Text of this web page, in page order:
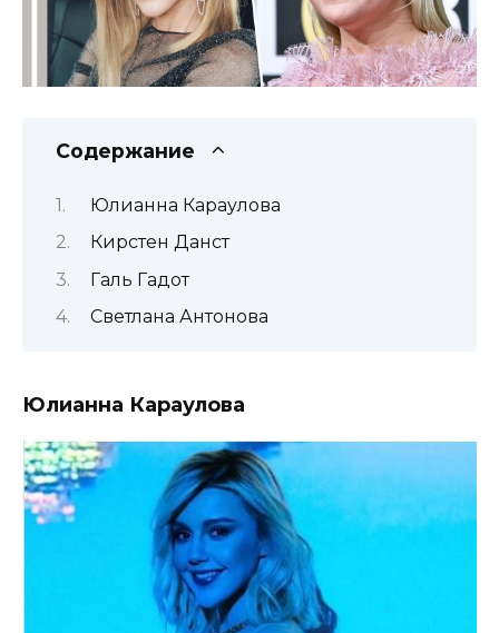
Содержание
Юлианна Караулова
Кирстен Данст
Галь Гадот
Светлана Антонова
Юлианна Караулова